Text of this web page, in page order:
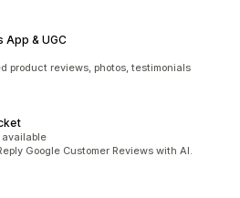
App & UGC
product reviews, photos, testimonials
available
Google Customer Reviews with AI.